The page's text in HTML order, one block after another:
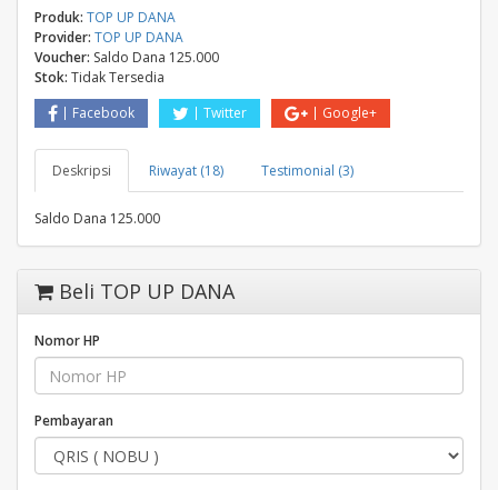
Produk: TOP UP DANA
Provider: TOP UP DANA
Voucher: Saldo Dana 125.000
Stok: Tidak Tersedia
Facebook
Twitter Google+
Deskripsi Riwayat (18) Testimonial (3)
Saldo Dana 125.000
Beli TOP UP DANA
Nomor HP
Pembayaran